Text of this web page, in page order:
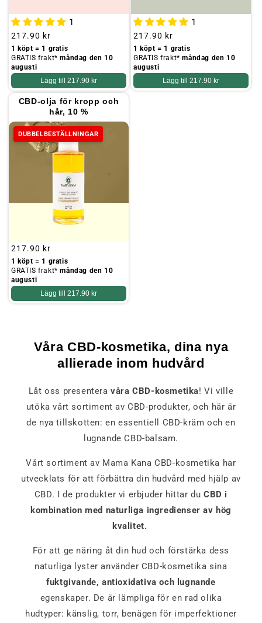
1
Ordinarie
pris
217.90 kr
1 köpt = 1 gratis
GRATIS frakt*måndag den 10
augusti
Lägg till 217.90 kr
1
Ordinarie
pris
217.90 kr
1 köpt = 1 gratis
GRATIS frakt*måndag den 10
augusti
Lägg till 217.90 kr
CBD-olja för kropp och
hår, 10 %
DUBBELBESTÄLLNINGAR
Ordinarie
pris
217.90 kr
1 köpt = 1 gratis
GRATIS frakt*måndag den 10
augusti
Lägg till 217.90 kr
Våra CBD-kosmetika, dina nya
allierade inom hudvård
Låt oss presenteravåra CBD-kosmetika! Vi ville
utöka vårt sortiment av CBD-produkter, och här är
de nya tillskotten: en essentiell CBD-kräm och en
lugnande CBD-balsam.
Vårt sortiment av Mama Kana CBD-kosmetika har
utvecklats för att förbättra din hudvård med hjälp av
CBD. I de produkter vi erbjuder hittar duCBD i
kombination med naturliga ingredienser av hög
kvalitet.
För att ge näring åt din hud och förstärka dess
naturliga lyster använder CBD-kosmetika sina
fuktgivande, antioxidativa och lugnande
egenskaper. De är lämpliga för en rad olika
hudtyper: känslig, torr, benägen för imperfektioner